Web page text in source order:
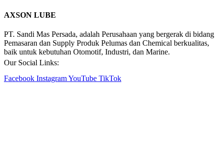
AXSON LUBE
PT. Sandi Mas Persada, adalah Perusahaan yang bergerak di bidang
Pemasaran dan Supply Produk Pelumas dan Chemical berkualitas,
baik untuk kebutuhan Otomotif, Industri, dan Marine.
Our Social Links:
Facebook InstagramYouTube TikTok